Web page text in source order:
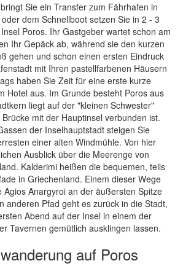
Sie ein Transfer zum Fährhafen in
dem Schnellboot setzen Sie in 2 - 3
Poros. Ihr Gastgeber wartet schon am
Ihr Gepäck ab, während sie den kurzen
gehen und schon einen ersten Eindruck
mit Ihren pastellfarbenen Häusern
haben Sie Zeit für eine erste kurze
Hotel aus. Im Grunde besteht Poros aus
liegt auf der "kleinen Schwester"
mit der Hauptinsel verbunden ist.
der Inselhauptstadt steigen Sie
einer alten Windmühle. Von hier
Ausblick über die Meerenge von
Kalderimi heißen die bequemen, teils
in Griechenland. Einem dieser Wege
Agios Anargyroi an der äußersten Spitze
anderen Pfad geht es zurück in die Stadt,
Abend auf der Insel in einem der
Tavernen gemütlich ausklingen lassen.
auf Poros